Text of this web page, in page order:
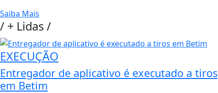
Saiba Mais
/ + Lidas/
EXECUÇÃO
Entregador de aplicativo é executado a tiros
em Betim